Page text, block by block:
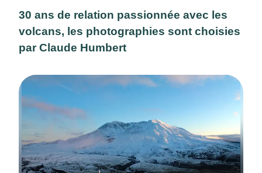
30 ans de relation passionnée avec les
volcans, les photographies sont choisies
par Claude Humbert